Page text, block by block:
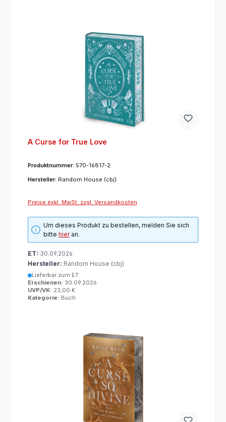
A Curse for True Love
Produktnummer: 570-16817-2
Hersteller: Random House (cbj)
Preise exkl. MwSt. zzgl. Versandkosten
Um dieses Produkt zu bestellen, melden Sie sich
bittehieran.
ET: 30.09.2026
Hersteller: Random House (cbj)
Lieferbar zum ET
Erschienen: 30.09.2026
UVP/VK: 23,00 €
Kategorie: Buch